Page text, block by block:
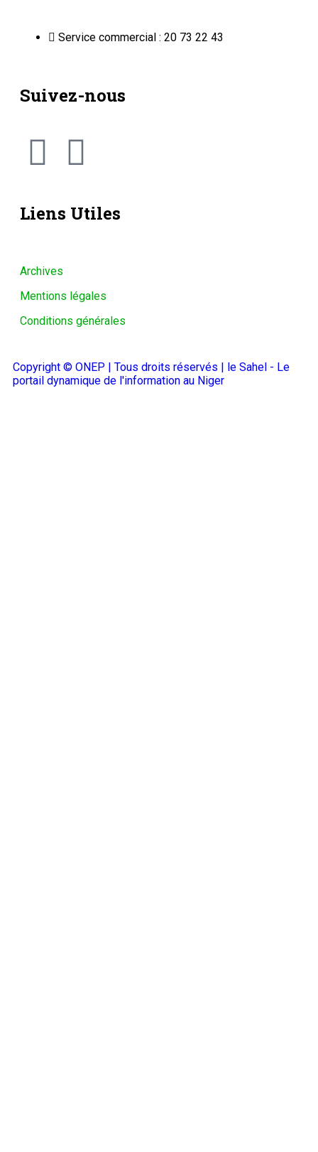
Service commercial : 20 73 22 43
Suivez-nous
Liens Utiles
Archives
Mentions légales
Conditions générales
Copyright © ONEP | Tous droits réservés | le Sahel - Le
portail dynamique de l'information au Niger